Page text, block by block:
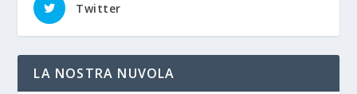
Twitter
LA NOSTRA NUVOLA